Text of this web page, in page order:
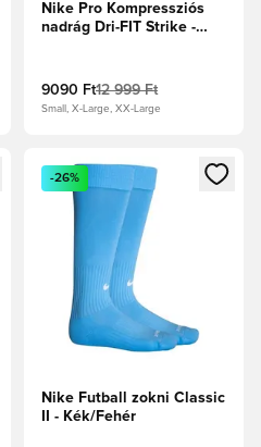
Nike Pro Kompressziós
nadrág Dri-FIT Strike -
9090 Ft12 999 Ft
Small, X-Large, XX-Large
vagy a tagként
Megnyit egy modált a
-26%
Nike Futball zokni Classic
II - Kék/Fehér